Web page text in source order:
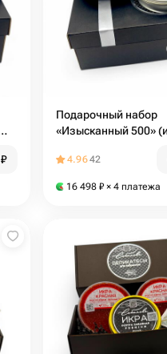
₽
Подарочный набор
«Изысканный 500»
4.9642
16 498 ₽ × 4 платежа